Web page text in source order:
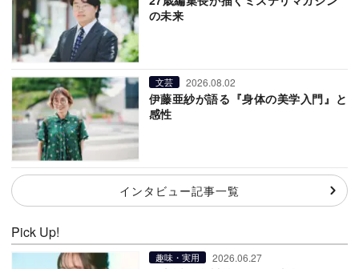
の未来
文芸 2026.08.02
伊藤亜紗が語る『身体の美学入門』と
感性
インタビュー記事一覧
Pick Up!
趣味・実用 2026.06.27